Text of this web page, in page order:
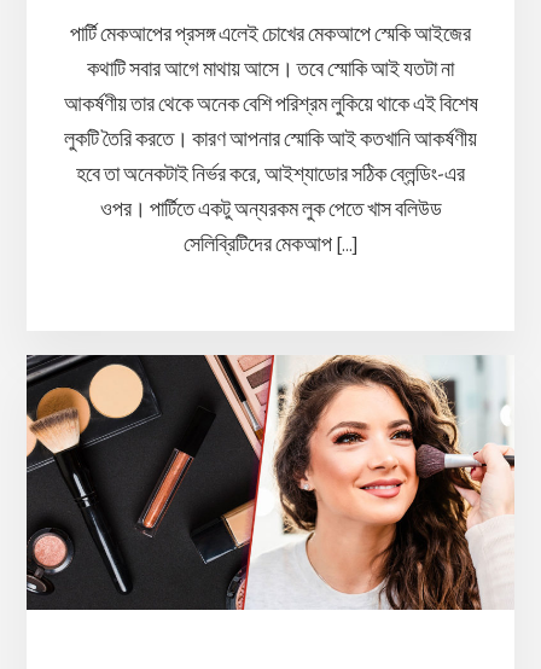
পার্টি মেকআপের প্রসঙ্গ এলেই চোখের মেকআপে স্মেকি আইজের
কথাটি সবার আগে মাথায় আসে। তবে স্মোকি আই যতটা না
আকর্ষণীয় তার থেকে অনেক বেশি পরিশ্রম লুকিয়ে থাকে এই বিশেষ
লুকটি তৈরি করতে। কারণ আপনার স্মোকি আই কতখানি আকর্ষণীয়
হবে তা অনেকটাই নির্ভর করে, আইশ্যাডোর সঠিক ব্লেন্ডিং-এর
ওপর। পার্টিতে একটু অন্যরকম লুক পেতে খাস বলিউড
সেলিব্রিটিদের মেকআপ […]